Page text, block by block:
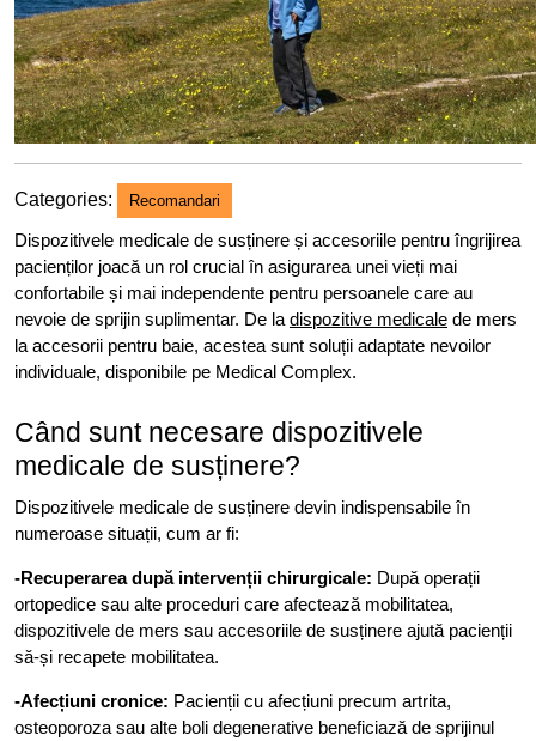
Categories: Recomandari
Dispozitivele medicale de susținere și accesoriile pentru îngrijirea
pacienților joacă un rol crucial în asigurarea unei vieți mai
confortabile și mai independente pentru persoanele care au
nevoie de sprijin suplimentar. De la dispozitive medicale de mers
la accesorii pentru baie, acestea sunt soluții adaptate nevoilor
individuale, disponibile pe Medical Complex.
Când sunt necesare dispozitivele
medicale de susținere?
Dispozitivele medicale de susținere devin indispensabile în
numeroase situații, cum ar fi:
-Recuperarea după intervenții chirurgicale: După operații
ortopedice sau alte proceduri care afectează mobilitatea,
dispozitivele de mers sau accesoriile de susținere ajută pacienții
să-și recapete mobilitatea.
-Afecțiuni cronice: Pacienții cu afecțiuni precum artrita,
osteoporoza sau alte boli degenerative beneficiază de sprijinul